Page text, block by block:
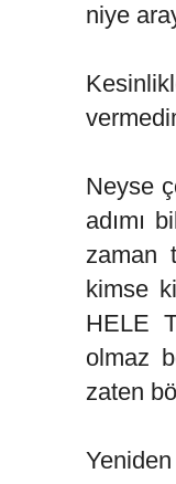
niye
Neyse
adımı
zaman
kimse
HELE
olmaz
zaten